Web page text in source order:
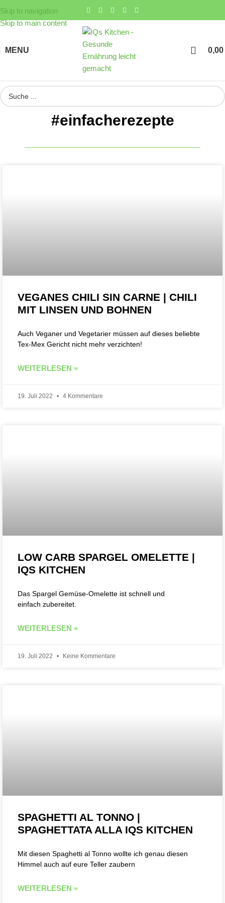
Skip to navigation
Skip to main content
MENU 0,00
#einfacherezepte
VEGANES CHILI SIN CARNE | CHILI
MIT LINSEN UND BOHNEN
Auch Veganer und Vegetarier müssen auf dieses beliebte
Tex-Mex Gericht nicht mehr verzichten!
WEITERLESEN »
19. Juli 2022 4 Kommentare
LOW CARB SPARGEL OMELETTE |
IQS KITCHEN
Das Spargel Gemüse-Omelette ist schnell und
einfach zubereitet.
WEITERLESEN »
19. Juli 2022 Keine Kommentare
SPAGHETTI AL TONNO |
SPAGHETTATA ALLA IQS KITCHEN
Mit diesen Spaghetti al Tonno wollte ich genau diesen
Himmel auch auf eure Teller zaubern
WEITERLESEN »